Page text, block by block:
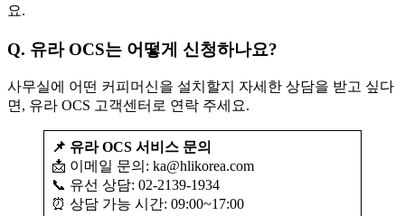
요.
Q. 유라 OCS는 어떻게 신청하나요?
사무실에 어떤 커피머신을 설치할지 자세한 상담을 받고 싶다
면, 유라 OCS 고객센터로 연락 주세요.
📌 유라 OCS 서비스 문의
📩 이메일 문의: ka@hlikorea.com
📞 유선 상담: 02-2139-1934
⏰ 상담 가능 시간: 09:00~17:00